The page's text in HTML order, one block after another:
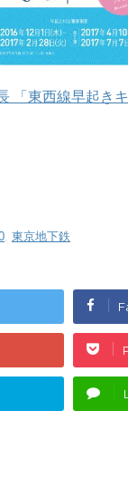
「東西線早起き
, 東京地下鉄